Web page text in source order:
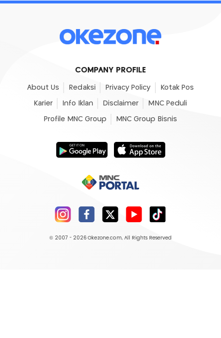
COMPANY PROFILE
About Us Redaksi Privacy Policy Kotak Pos
Karier Info Iklan Disclaimer MNC Peduli
Profile MNC Group MNC Group Bisnis
© 2007 - 2026 Okezone.com, All Rights Reserved